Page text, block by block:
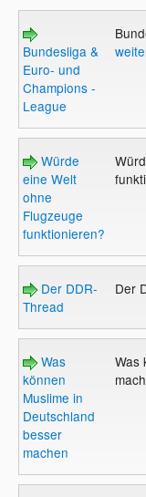
Bundesliga &
Euro- und
Champions -
League
Würde
eine Welt
ohne
Flugzeuge
funktionieren?
Der DDR-
Thread
Der
Was
können
Muslime in
Deutschland
besser
machen
Was